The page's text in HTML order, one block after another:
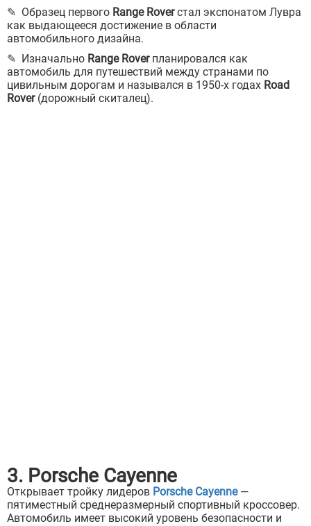
✎ Образец первого Range Roverстал экспонатом Лувра
как выдающееся достижение в области
автомобильного дизайна.
✎ Изначально Range Roverпланировался как
автомобиль для путешествий между странами по
цивильным дорогам и назывался в 1950-х годах Road
Rover(дорожный скиталец).
3. Porsche Cayenne
Открывает тройку лидеров Porsche Cayenne—
пятиместный среднеразмерный спортивный кроссовер.
Автомобиль имеет высокий уровень безопасности и